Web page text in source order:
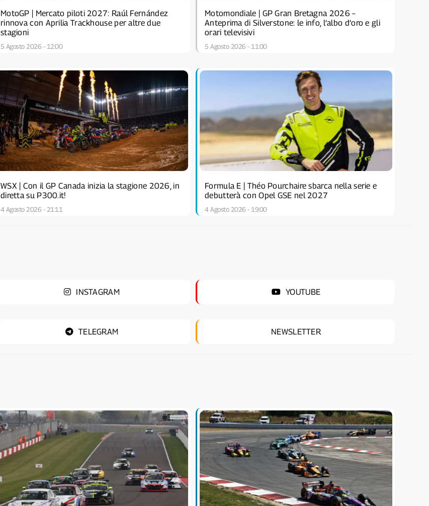
MotoGP | Mercato piloti 2027: Raúl Fernández
rinnova con Aprilia Trackhouse per altre due
stagioni
5 Agosto 2026 - 12:00
Motomondiale | GP Gran Bretagna 2026 –
Anteprima di Silverstone: le info, l’albo d’oro e gli
orari televisivi
5 Agosto 2026 - 11:00
WSX | Con il GP Canada inizia la stagione 2026, in
diretta su P300.it!
4 Agosto 2026 - 21:11
Formula E | Théo Pourchaire sbarca nella serie e
debutterà con Opel GSE nel 2027
4 Agosto 2026 - 19:00
INSTAGRAM YOUTUBE
TELEGRAM NEWSLETTER